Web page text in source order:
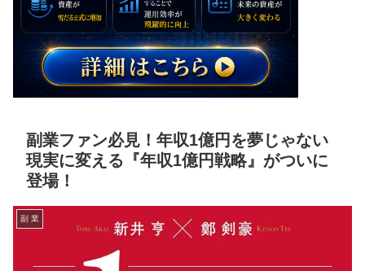
副業ファン必見！年収1億円を夢じゃない
現実に変える『年収1億円戦略』がついに
登場！
副 業